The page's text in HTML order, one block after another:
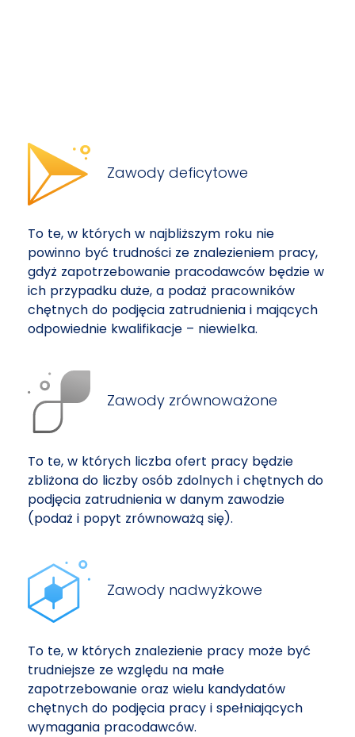
Zawody deficytowe
To te, w których w najbliższym roku nie
powinno być trudności ze znalezieniem pracy,
gdyż zapotrzebowanie pracodawców będzie w
ich przypadku duże, a podaż pracowników
chętnych do podjęcia zatrudnienia i mających
odpowiednie kwalifikacje – niewielka.
Zawody zrównoważone
To te, w których liczba ofert pracy będzie
zbliżona do liczby osób zdolnych i chętnych do
podjęcia zatrudnienia w danym zawodzie
(podaż i popyt zrównoważą się).
Zawody nadwyżkowe
To te, w których znalezienie pracy może być
trudniejsze ze względu na małe
zapotrzebowanie oraz wielu kandydatów
chętnych do podjęcia pracy i spełniających
wymagania pracodawców.